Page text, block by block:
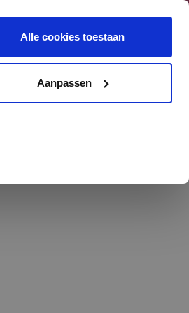
Alle cookies toestaan
Aanpassen